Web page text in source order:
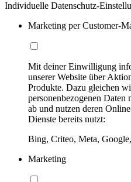
Individuelle Datenschutz-
Marketing per Customer-
Mit deiner Einwilligung
unserer Website über
Produkte. Dazu gleichen
personenbezogenen
ab und nutzen deren
Dienste bereits nutzt:
Bing, Criteo, Meta,
Marketing